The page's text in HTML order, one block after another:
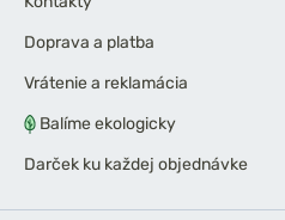
Doprava a platba
Vrátenie a reklamácia
Balíme ekologicky
Darček ku každej objednávke